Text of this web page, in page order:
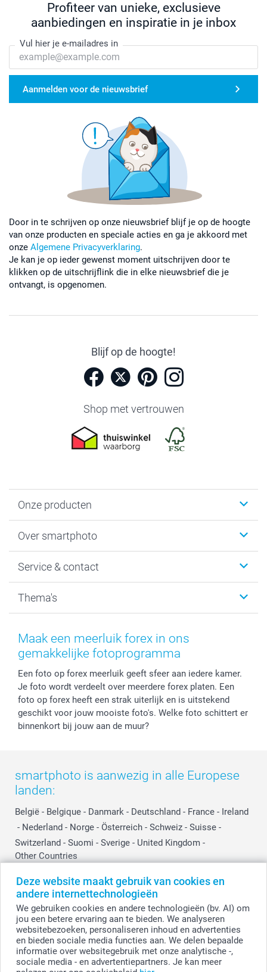
Deze website maakt gebruik van cookies en
andere internettechnologieën
We gebruiken cookies en andere technologieën (bv. AI) om
jou een betere ervaring aan te bieden. We analyseren
websitebezoeken, personaliseren inhoud en advertenties
en bieden sociale media functies aan. We delen bepaalde
informatie over websitegebruik met onze analytische -,
sociale media - en advertentiepartners. Je kan meer
Profiteer van unieke, exclusieve
aanbiedingen en inspiratie in je inbox
Vul hier je e-mailadres in
Aanmelden voor de nieuwsbrief
Door in te schrijven op onze nieuwsbrief blijf je op de hoogte
van onze producten en speciale acties en ga je akkoord met
onze Algemene Privacyverklaring.
Je kan je op ieder gewenst moment uitschrijven door te
klikken op de uitschrijflink die in elke nieuwsbrief die je
ontvangt, is opgenomen.
Blijf op de hoogte!
Shop met vertrouwen
Onze producten
Fotoboeken
Fotocadeaus
Kaarten
Over smartphoto
Vacatures
Bestelproces
Herroepingsrecht
Privacy
Reviews
Prijslijst
Investor Relations
Service & contact
Tevredenheidsgarantie
Mijn orderstatus
smartbonus
service@smartphoto.nl
Affiliate partnerprogramma
Partnerships
Influencer partnerprogramma
Thema's
Baby
Moederdag
Huwelijk
Maak een meerluik forex in ons
gemakkelijke fotoprogramma
Een foto op forex meerluik geeft sfeer aan iedere kamer.
Je foto wordt verdeelt over meerdere forex platen. Een
foto op forex heeft een strak uiterlijk en is uitstekend
geschikt voor jouw mooiste foto's. Welke foto schittert er
binnenkort bij jouw aan de muur?
smartphoto is aanwezig in alle Europese
landen:
België - Belgique - Danmark - Deutschland - France - Ireland
- Nederland - Norge - Österreich - Schweiz - Suisse -
Switzerland - Suomi - Sverige - United Kingdom -
Other Countries
© smartphoto group. Alle rechten voorbehouden.Disclaimer
Alle prijzen zijn in EURO (€) inclusief BTW en exclusief verzendkosten.